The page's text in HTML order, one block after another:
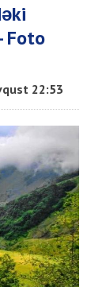
Foto
22:53